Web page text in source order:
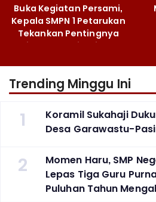
Buka Kegiatan Persami,
Kepala SMPN 1 Petarukan
Tekankan Pentingnya
Jiwa Kepemimpinan
Trending Minggu Ini
1
Koramil Sukahaji
Desa Garawastu-
2
Momen Haru, SMP
Lepas Tiga Guru
Puluhan Tahun